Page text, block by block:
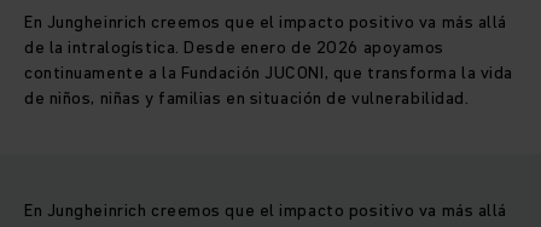
En Jungheinrich creemos que el impacto positivo va más allá
de la intralogística. Desde enero de 2026 apoyamos
continuamente a la Fundación JUCONI, que transforma la vida
de niños, niñas y familias en situación de vulnerabilidad.
En Jungheinrich creemos que el impacto positivo va más allá